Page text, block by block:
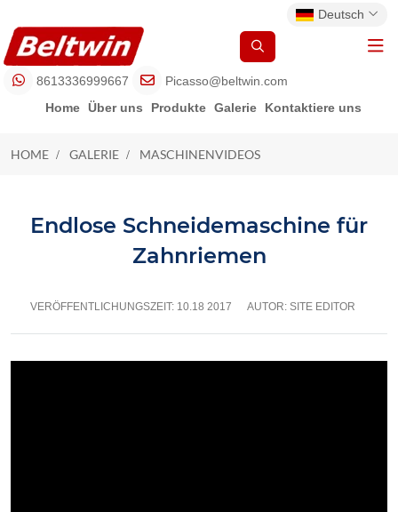
Deutsch
8613336999667
Picasso@beltwin.com
Home Über uns Produkte Galerie Kontaktiere uns
MASCHINENVIDEOS
HOME GALERIE MASCHINENVIDEOS
Endlose Schneidemaschine für
Zahnriemen
VERÖFFENTLICHUNGSZEIT: 10.18 2017 AUTOR: SITE EDITOR